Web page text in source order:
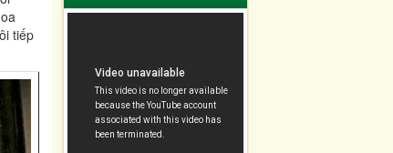
tiếp